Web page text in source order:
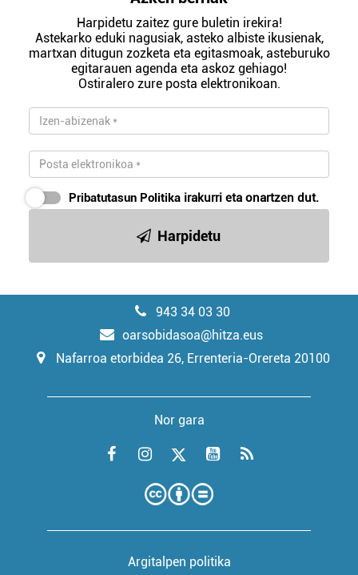
Harpidetu zaitez gure buletin irekira!
Astekarko eduki nagusiak, asteko albiste ikusienak,
martxan ditugun zozketa eta egitasmoak, asteburuko
egitarauen agenda eta askoz gehiago!
Ostiralero zure posta elektronikoan.
Pribatutasun Politika irakurri eta onartzen dut.
Harpidetu
943 34 03 30
oarsobidasoa@hitza.eus
Nafarroa etorbidea 26, Errenteria-Orereta 20100
Nor gara
Argitalpen politika